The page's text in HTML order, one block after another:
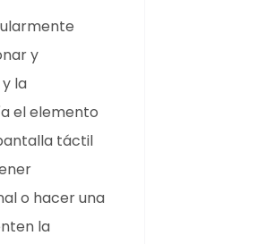
y
la
el elemento
táctil
o hacer una
la